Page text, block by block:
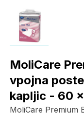
MoliCare
vpojna
kapljic - 60
MoliCare Premium